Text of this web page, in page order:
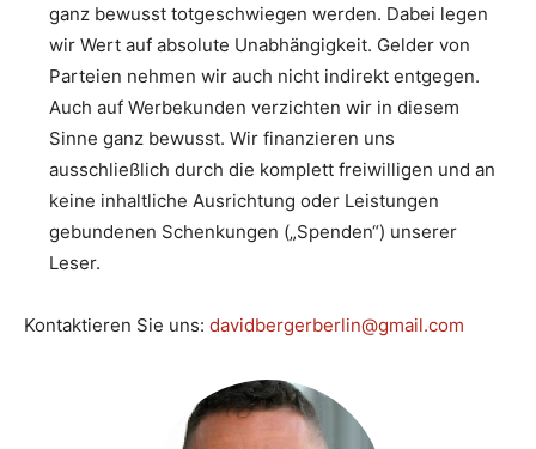
ganz bewusst totgeschwiegen werden. Dabei legen
wir Wert auf absolute Unabhängigkeit. Gelder von
Parteien nehmen wir auch nicht indirekt entgegen.
Auch auf Werbekunden verzichten wir in diesem
Sinne ganz bewusst. Wir finanzieren uns
ausschließlich durch die komplett freiwilligen und an
keine inhaltliche Ausrichtung oder Leistungen
gebundenen Schenkungen („Spenden“) unserer
Leser.
Kontaktieren Sie uns: davidbergerberlin@gmail.com